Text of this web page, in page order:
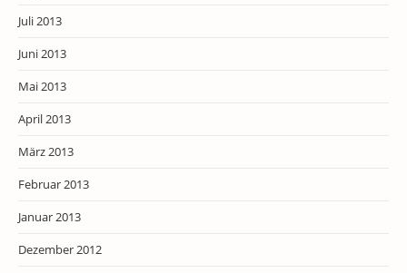
Juli 2013
Juni 2013
Mai 2013
April 2013
März 2013
Februar 2013
Januar 2013
Dezember 2012